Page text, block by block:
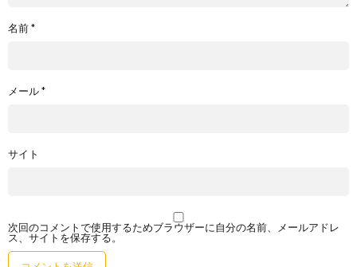
名前*
メール*
サイト
次回のコメントで使用するためブラウザーに自分の名前、メールアドレ
ス、サイトを保存する。